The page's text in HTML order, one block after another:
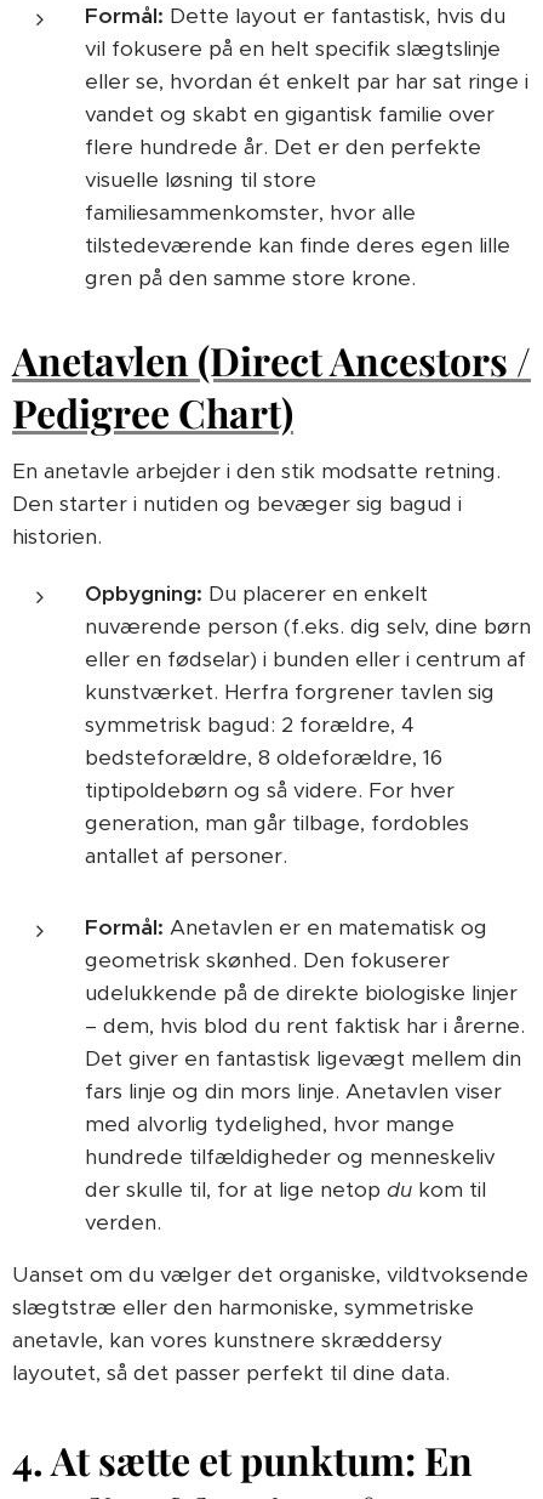
Formål: Dette layout er fantastisk, hvis du
vil fokusere på en helt specifik slægtslinje
eller se, hvordan ét enkelt par har sat ringe i
vandet og skabt en gigantisk familie over
flere hundrede år. Det er den perfekte
visuelle løsning til store
familiesammenkomster, hvor alle
tilstedeværende kan finde deres egen lille
gren på den samme store krone.
Anetavlen (Direct Ancestors /
Pedigree Chart)
En anetavle arbejder i den stik modsatte retning.
Den starter i nutiden og bevæger sig bagud i
historien.
Opbygning: Du placerer en enkelt
nuværende person (f.eks. dig selv, dine børn
eller en fødselar) i bunden eller i centrum af
kunstværket. Herfra forgrener tavlen sig
symmetrisk bagud: 2 forældre, 4
bedsteforældre, 8 oldeforældre, 16
tiptipoldebørn og så videre. For hver
generation, man går tilbage, fordobles
antallet af personer.
Formål: Anetavlen er en matematisk og
geometrisk skønhed. Den fokuserer
udelukkende på de direkte biologiske linjer
– dem, hvis blod du rent faktisk har i årerne.
Det giver en fantastisk ligevægt mellem din
fars linje og din mors linje. Anetavlen viser
med alvorlig tydelighed, hvor mange
hundrede tilfældigheder og menneskeliv
der skulle til, for at lige netop du kom til
verden.
Uanset om du vælger det organiske, vildtvoksende
slægtstræ eller den harmoniske, symmetriske
anetavle, kan vores kunstnere skræddersy
layoutet, så det passer perfekt til dine data.
4. At sætte et punktum: En